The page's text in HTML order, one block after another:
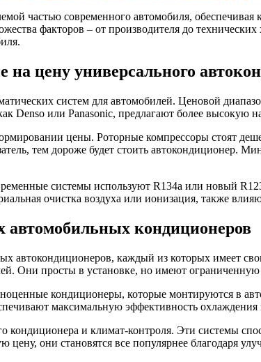
частью современного автомобиля,
факторов – от производителя до
цену универсального
систем для автомобилей. Ценовой
Denso или Panasonic, предлагают более
цены. Роторные компрессоры стоят
тем дороже будет стоить автокондиционер.
системы используют R134a или новый
очистка воздуха или ионизация, также
автомобильных кондиционеров
автокондиционеров, каждый из которых имеет
Они просты в установке, но имеют
кондиционеры, которые монтируются в
максимальную эффективность
и климат-контроля. Эти системы
цену, они становятся все популярнее благодаря